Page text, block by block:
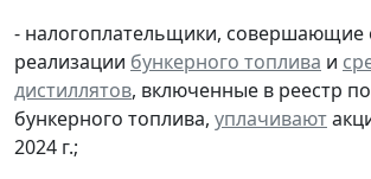
- налогоплательщики, совершающие
реализации бункерного топлива и
дистиллятов, включенные в реестр
бункерного топлива, уплачивают
2024 г.;